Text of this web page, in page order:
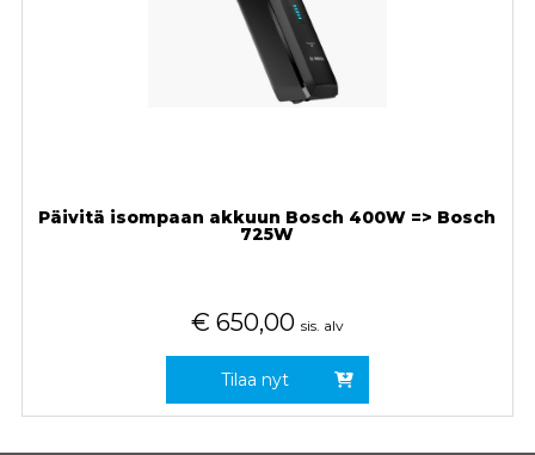
Päivitä isompaan akkuun Bosch 400W => Bosch
725W
€ 650,00 sis. alv
Tilaa nyt